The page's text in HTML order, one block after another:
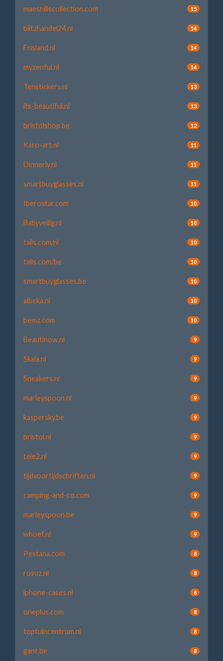
maeshillscollection.com 15
blitzhandel24.nl 14
Frisland.nl 14
myzenful.nl 14
Tenstickers.nl 13
its-beautiful.nl 13
bristolshop.be 12
Karo-art.nl 11
Dinnerly.nl 11
smartbuyglasses.nl 11
Iberostar.com 10
Babyveilig.nl 10
tails.com/nl 10
tails.com/be 10
smartbuyglasses.be 10
albeka.nl 10
bemz.com 10
Beautinow.nl 9
Skala.nl 9
Sneakers.nl 9
marleyspoon.nl 9
kaspersky.be 9
bristol.nl 9
tele2.nl 9
tijdvoortijdschriften.nl 9
camping-and-co.com 9
marleyspoon.be 9
whoef.nl 9
Pestana.com 8
rosuz.nl 8
iphone-cases.nl 8
oneplus.com 8
toptuincentrum.nl 8
gant.be 8